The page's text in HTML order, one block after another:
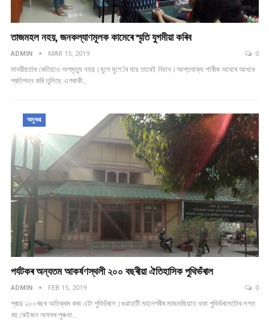
তাজমহল নহয়, জনকল্যাণমূলক কামেৰে স্মৃতি যুগমীয়া কৰিব
ADMIN MAR 15, 2019 0
মানৱীয়তাৰ কেতিয়াও অপমৃত্যু নহয়।যুগে যুগে ৰৈ যায় তাৰেই নিচান।আপ্তবাক্য শাৰীক আখৰে আখৰে
প্ৰতিপন্ন কৰি তুলিছে এগৰাকী…
অনুভৱ
পৰ্যটকৰ অন্যতম আকৰ্ষণস্থলী ২০০ বছৰীয়া ঐতিহাসিক পুথিভঁৰাল
ADMIN FEB 15, 2019 0
প্ৰায় ২০০বছৰ অতিক্ৰম কৰা এটা পুথিভঁৰাল।গুৱাহাটী মহানগৰীৰ মাজমজিয়াত থকা পুথিভঁৰালটোৰ লগত
বহু কেইজন অসমৰ পুৰুধা…